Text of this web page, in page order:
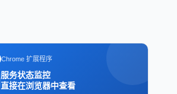
Chrome 扩展程序
服务状态监控
直接在浏览器中查看